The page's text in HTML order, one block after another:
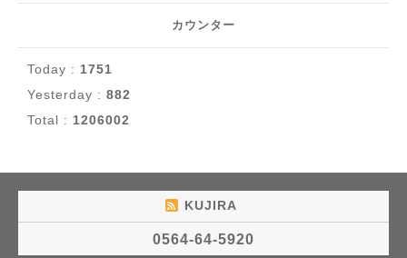
カウンター
Today : 1751
Yesterday : 882
Total : 1206002
KUJIRA
0564-64-5920